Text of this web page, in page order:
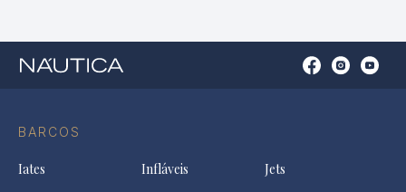
BARCOS
Iates Infláveis
Jets
OpenOpenOpen